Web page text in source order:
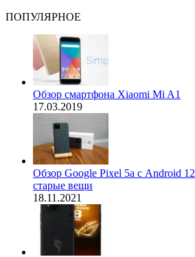
ПОПУЛЯРНОЕ
Обзор смартфона Xiaomi Mi A1
17.03.2019
Обзор Google Pixel 5a с Android
старые вещи
18.11.2021